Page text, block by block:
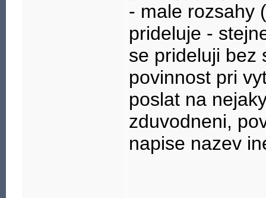
- male rozsahy
prideluje -
se prideluji bez
povinnost pri
poslat na
zduvodneni,
napise nazev